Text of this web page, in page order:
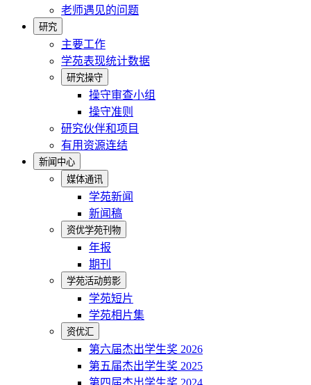
老师遇见的问题
研究
主要工作
学苑表现统计数据
研究操守
操守审查小组
操守准则
研究伙伴和项目
有用资源连结
新闻中心
媒体通讯
学苑新闻
新闻稿
资优学苑刊物
年报
期刊
学苑活动剪影
学苑短片
学苑相片集
资优汇
第六届杰出学生奖 2026
第五届杰出学生奖 2025
第四届杰出学生奖 2024